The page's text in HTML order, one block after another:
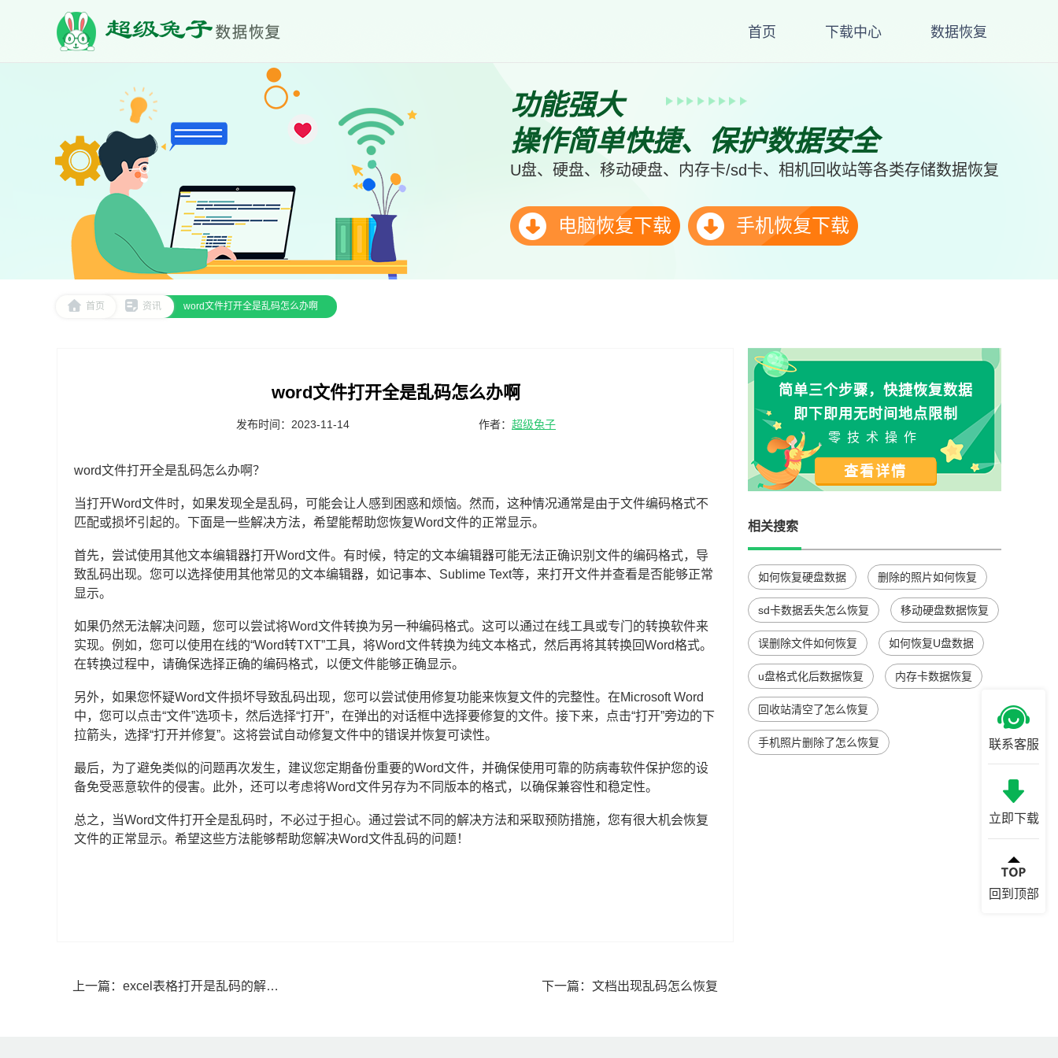
首页 下载中心 数据恢复
功能强大
操作简单快捷、保护数据安全
U盘、硬盘、移动硬盘、内存卡/sd卡、相机回收站等各类存储数据恢复
电脑恢复下载 手机恢复下载
首页 资讯 word文件打开全是乱码怎么办啊
word文件打开全是乱码怎么办啊
发布时间：2023-11-14 作者： 超级兔子
word文件打开全是乱码怎么办啊？
当打开Word文件时，如果发现全是乱码，可能会让人感到困惑和烦恼。然而，这种情况通常是由于文件编码格式不
匹配或损坏引起的。下面是一些解决方法，希望能帮助您恢复Word文件的正常显示。
首先，尝试使用其他文本编辑器打开Word文件。有时候，特定的文本编辑器可能无法正确识别文件的编码格式，导
致乱码出现。您可以选择使用其他常见的文本编辑器，如记事本、Sublime Text等，来打开文件并查看是否能够正常
显示。
如果仍然无法解决问题，您可以尝试将Word文件转换为另一种编码格式。这可以通过在线工具或专门的转换软件来
实现。例如，您可以使用在线的“Word转TXT”工具，将Word文件转换为纯文本格式，然后再将其转换回Word格式。
在转换过程中，请确保选择正确的编码格式，以便文件能够正确显示。
另外，如果您怀疑Word文件损坏导致乱码出现，您可以尝试使用修复功能来恢复文件的完整性。在Microsoft Word
中，您可以点击“文件”选项卡，然后选择“打开”，在弹出的对话框中选择要修复的文件。接下来，点击“打开”旁边的下
拉箭头，选择“打开并修复”。这将尝试自动修复文件中的错误并恢复可读性。
最后，为了避免类似的问题再次发生，建议您定期备份重要的Word文件，并确保使用可靠的防病毒软件保护您的设
备免受恶意软件的侵害。此外，还可以考虑将Word文件另存为不同版本的格式，以确保兼容性和稳定性。
总之，当Word文件打开全是乱码时，不必过于担心。通过尝试不同的解决方法和采取预防措施，您有很大机会恢复
文件的正常显示。希望这些方法能够帮助您解决Word文件乱码的问题！
上一篇： excel表格打开是乱码的解决方法 下一篇： 文档出现乱码怎么恢复
简单三个步骤，快捷恢复数据
即下即用无时间地点限制
零技术操作
查看详情
相关搜索
如何恢复硬盘数据 删除的照片如何恢复
sd卡数据丢失怎么恢复 移动硬盘数据恢复
误删除文件如何恢复 如何恢复U盘数据
u盘格式化后数据恢复 内存卡数据恢复
回收站清空了怎么恢复
手机照片删除了怎么恢复 联系客服
立即下载
回到顶部